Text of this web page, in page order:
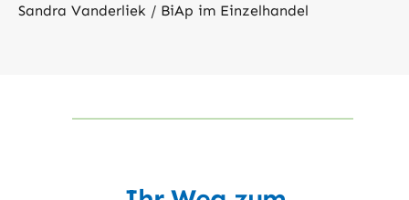
Sandra Vanderliek / BiAp im Einzelhandel